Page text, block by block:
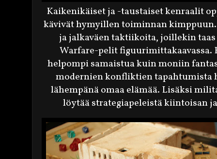
Kaikenikäiset ja -taustaiset kenraalit
kävivät hymyillen toiminnan
ja jalkaväen taktiikoita, joillekin
Warfare-pelit figuurimittakaavassa.
helpompi samaistua kuin moniin
modernien konfliktien tapahtumista
lähempänä omaa elämää. Lisäksi
löytää strategiapeleistä kiintoisan